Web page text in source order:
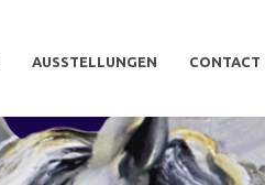
AUSSTELLUNGEN CONTACT